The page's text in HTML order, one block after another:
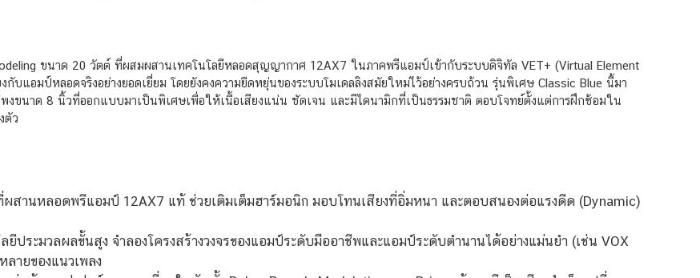
ขนาด 20 วัตต์ ที่ผสมผสานเทคโนโลยีหลอดสุญญากาศ 12AX7 ในภาคพรีแอมป์เข้ากับระบบดิจิทัล VET+ (Virtual Element
บแอมป์หลอดจริงอย่างยอดเยี่ยม โดยยังคงความยืดหยุ่นของระบบโมเดลลิงสมัยใหม่ไว้อย่างครบถ้วน รุ่นพิเศษ Classic Blue นี้มา
ขนาด 8 นิ้วที่ออกแบบมาเป็นพิเศษเพื่อให้เนื้อเสียงแน่น ชัดเจน และมีไดนามิกที่เป็นธรรมชาติ ตอบโจทย์ตั้งแต่การฝึกซ้อมใน
ตัว
สานหลอดพรีแอมป์ 12AX7 แท้ ช่วยเติมเต็มฮาร์มอนิก มอบโทนเสียงที่อิ่มหนา และตอบสนองต่อแรงดีด (Dynamic)
ยีประมวลผลขั้นสูง จำลองโครงสร้างวงจรของแอมป์ระดับมืออาชีพและแอมป์ระดับตำนานได้อย่างแม่นยำ (เช่น VOX
ายของแนวเพลง